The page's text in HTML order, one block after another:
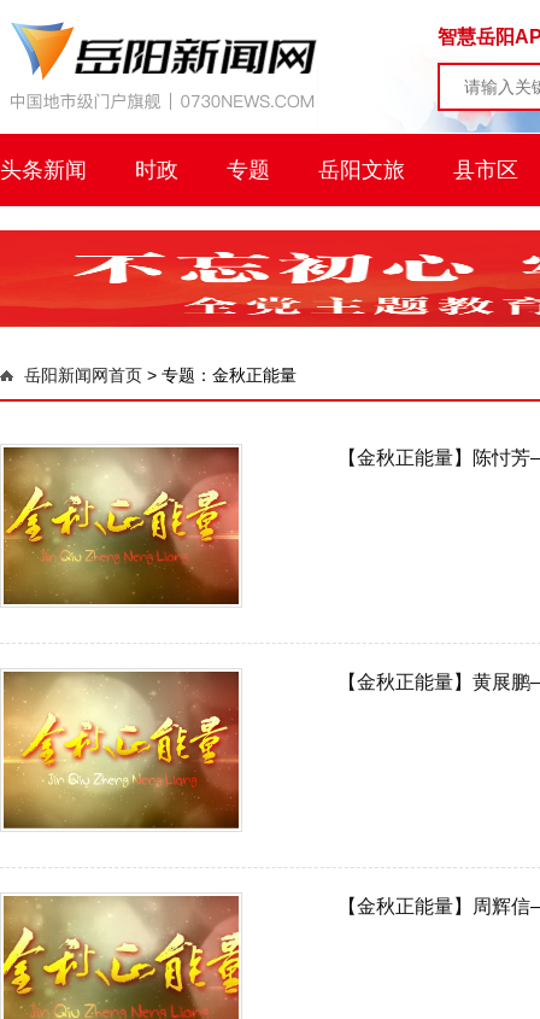
智慧岳阳
头条新闻 时政 专题 岳阳文旅 县市区
岳阳新闻网首页 > 专题：金秋正能量
【金秋正能量】陈忖
【金秋正能量】黄展
【金秋正能量】周辉